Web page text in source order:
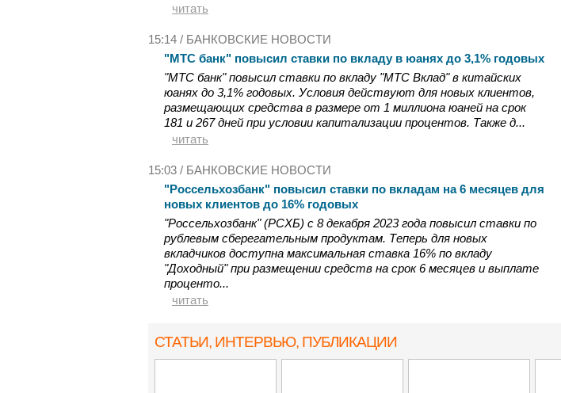
читать
15:14 / БАНКОВСКИЕ НОВОСТИ
"МТС банк" повысил ставки по вкладу в юанях до 3,1% годовых
"МТС банк" повысил ставки по вкладу "МТС Вклад" в китайских
юанях до 3,1% годовых. Условия действуют для новых клиентов,
размещающих средства в размере от 1 миллиона юаней на срок
181 и 267 дней при условии капитализации процентов. Также д...
читать
15:03 / БАНКОВСКИЕ НОВОСТИ
"Россельхозбанк" повысил ставки по вкладам на 6 месяцев для
новых клиентов до 16% годовых
"Россельхозбанк" (РСХБ) с 8 декабря 2023 года повысил ставки по
рублевым сберегательным продуктам. Теперь для новых
вкладчиков доступна максимальная ставка 16% по вкладу
"Доходный" при размещении средств на срок 6 месяцев и выплате
проценто...
читать
СТАТЬИ, ИНТЕРВЬЮ, ПУБЛИКАЦИИ